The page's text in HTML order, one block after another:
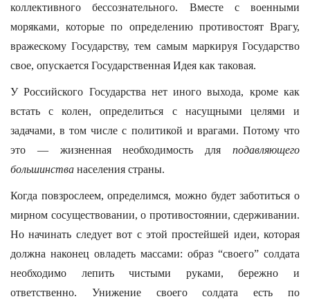
коллективного бессознательного. Вместе с военными
моряками, которые по определению противостоят Врагу,
вражескому Государству, тем самым маркируя Государство
свое, опускается Государственная Идея как таковая.
У Российского Государства нет иного выхода, кроме как
встать с колен, определиться с насущными целями и
задачами, в том числе с политикой и врагами. Потому что
это — жизненная необходимость для подавляющего
большинства населения страны.
Когда повзрослеем, определимся, можно будет заботиться о
мирном сосуществовании, о противостоянии, сдерживании.
Но начинать следует вот с этой простейшей идеи, которая
должна наконец овладеть массами: образ “своего” солдата
необходимо лепить чистыми руками, бережно и
ответственно. Унижение своего солдата есть по